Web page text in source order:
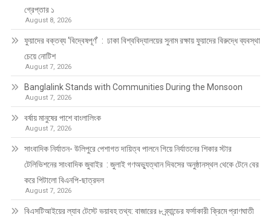
গ্রেপ্তার ১
August 8, 2026
ফুয়াদের বক্তব্য ‘বিদ্বেষপূর্ণ’ : ঢাকা বিশ্ববিদ্যালয়ের সুনাম রক্ষায় ফুয়াদের বিরুদ্ধে ব্যবস্থা
চেয়ে নোটিশ
August 7, 2026
Banglalink Stands with Communities During the Monsoon
August 7, 2026
বর্ষায় মানুষের পাশে বাংলালিংক
August 7, 2026
সাংবাদিক নির্যাতন- উলিপুরে পেশাগত দায়িত্ব পালনে গিয়ে নির্যাতনের শিকার স্টার
টেলিভিশনের সাংবাদিক জুবাইর : জুলাই গণঅভ্যুত্থান দিবসের অনুষ্ঠানস্থল থেকে টেনে বের
করে পিটালো বিএনপি-ছাত্রদল
August 7, 2026
বিএসটিআইয়ের ল্যাব টেস্টে ভয়াবহ তথ্য: বাজারের ৮ ব্র্যান্ডের ফর্সাকারী ক্রিমে প্রাণঘাতী